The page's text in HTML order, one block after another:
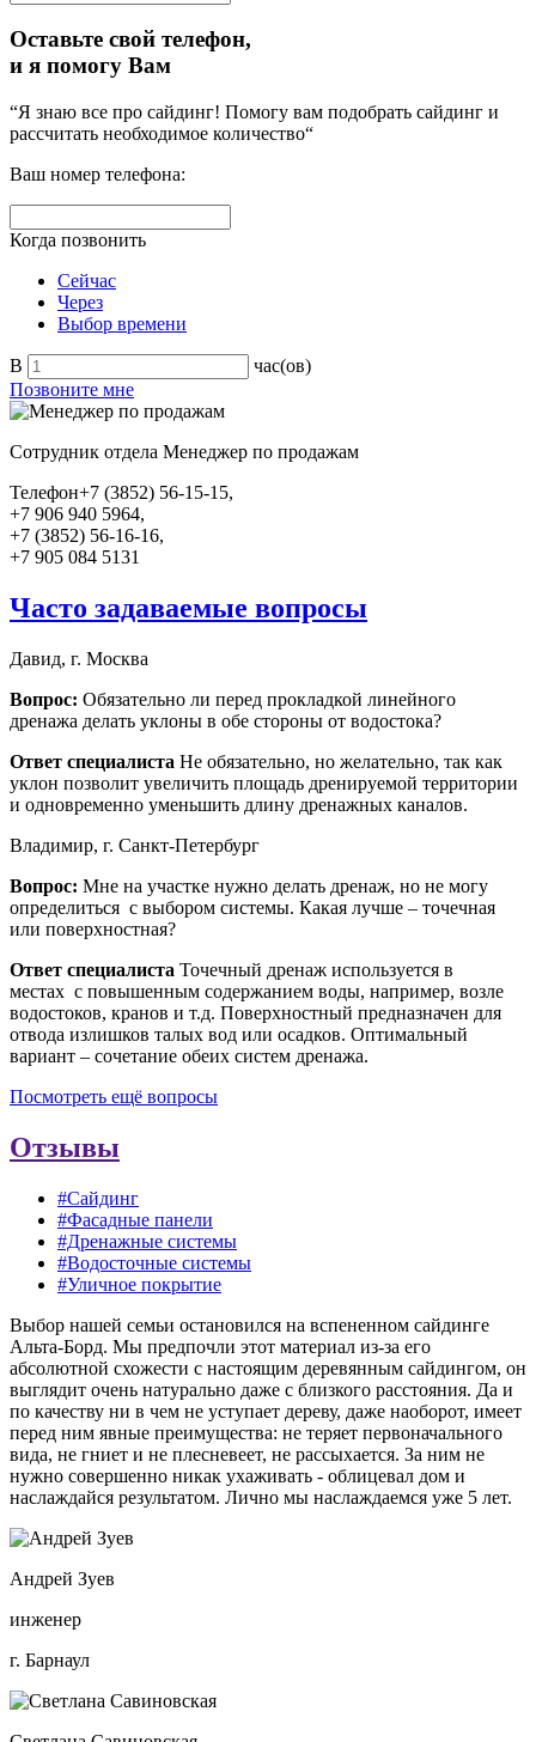
Оставьте свой телефон,
и я помогу Вам
“Я знаю все про сайдинг! Помогу вам подобрать сайдинг и
рассчитать необходимое количество“
Ваш номер телефона:
Когда позвонить
Сейчас
Через
Выбор времени
В
час(ов)
Позвоните мне
Сотрудник отдела Менеджер по продажам
Телефон+7 (3852) 56-15-15,
+7 906 940 5964,
+7 (3852) 56-16-16,
+7 905 084 5131
Часто задаваемые вопросы
Давид, г. Москва
Вопрос: Обязательно ли перед прокладкой линейного
дренажа делать уклоны в обе стороны от водостока?
Ответ специалиста Не обязательно, но желательно, так как
уклон позволит увеличить площадь дренируемой территории
и одновременно уменьшить длину дренажных каналов.
Владимир, г. Санкт-Петербург
Вопрос: Мне на участке нужно делать дренаж, но не могу
определиться с выбором системы. Какая лучше – точечная
или поверхностная?
Ответ специалиста Точечный дренаж используется в
местах с повышенным содержанием воды, например, возле
водостоков, кранов и т.д. Поверхностный предназначен для
отвода излишков талых вод или осадков. Оптимальный
вариант – сочетание обеих систем дренажа.
Посмотреть ещё вопросы
Отзывы
#Сайдинг
#Фасадные панели
#Дренажные системы
#Водосточные системы
#Уличное покрытие
Выбор нашей семьи остановился на вспененном сайдинге
Альта-Борд. Мы предпочли этот материал из-за его
абсолютной схожести с настоящим деревянным сайдингом, он
выглядит очень натурально даже с близкого расстояния. Да и
по качеству ни в чем не уступает дереву, даже наоборот, имеет
перед ним явные преимущества: не теряет первоначального
вида, не гниет и не плесневеет, не рассыхается. За ним не
нужно совершенно никак ухаживать - облицевал дом и
наслаждайся результатом. Лично мы наслаждаемся уже 5 лет.
Андрей Зуев
инженер
г. Барнаул